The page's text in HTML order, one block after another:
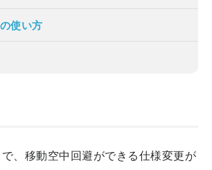
使い方
、移動空中回避ができる仕様変更が